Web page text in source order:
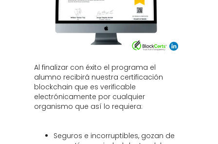
Al finalizar con éxito el programa el
alumno recibirá nuestra certificación
blockchain que es verificable
electrónicamente por cualquier
organismo que así lo requiera:
Seguros e incorruptibles, gozan de